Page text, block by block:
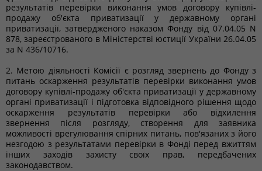
результатів перевірки виконання умов договору купівлі-
продажу об'єкта приватизації у державному органі
приватизації, затвердженого наказом Фонду від 07.04.05 N
878, зареєстрованого в Міністерстві юстиції України 26.04.05
за N 436/10716.
2. Метою діяльності Комісії є розгляд звернень до Фонду з
питань оскарження результатів перевірки виконання умов
договору купівлі-продажу об'єкта приватизації у державному
органі приватизації і підготовка відповідного рішення щодо
оскарження результатів перевірки або відхилення
звернення після розгляду, створення для заявника
можливості врегулювання спірних питань, пов'язаних з його
незгодою з результатами перевірки в Фонді перед вжиттям
інших заходів захисту своїх прав, передбачених
законодавством.